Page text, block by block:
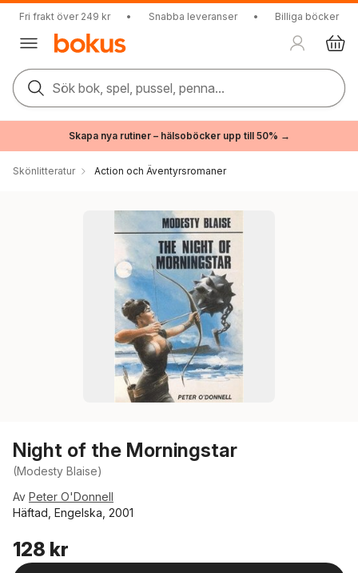
Fri frakt över 249 kr • Snabba leveranser • Billiga böcker
Sök bok, spel, pussel, penna...
Skapa nya rutiner – hälsoböcker upp till 50% →
Skönlitteratur Action och Äventyrsromaner
Night of the Morningstar
(Modesty Blaise)
Av Peter O'Donnell
Häftad, Engelska, 2001
128 kr